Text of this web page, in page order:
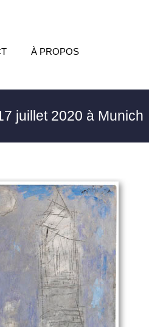
À PROPOS
juillet 2020 à Munich